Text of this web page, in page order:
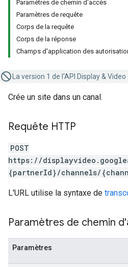
Paramètres de chemin d'accès
Paramètres de requête
Corps de la requête
Corps de la réponse
Champs d'application des
La version 1 de l'API Display &
Crée un site dans un canal.
Requête HTTP
POST
https://
{partnerId}/channels/
L'URL utilise la syntaxe de
Paramètres de chemin
Paramètres